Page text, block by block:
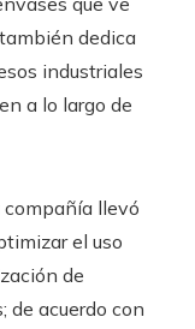
dedica
industriales
a lo largo de
compañía llevó
el uso
de
de acuerdo con